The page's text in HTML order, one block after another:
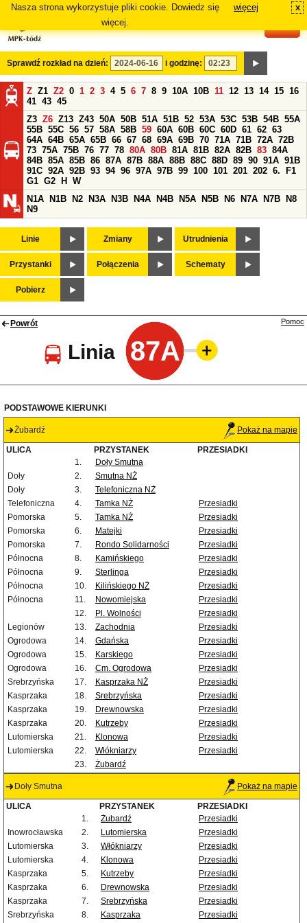
Nasza strona wykorzystuje pliki cookie. Dowiedz się
więcej.
więcej x
Sprawdź rozkład na dzień: i godzinę:
Z Z1 Z2 0 1 2 3 4 5 6 7 8 9 10A 10B 11 12 13 14 15 16
41 43 45
Z3 Z6 Z13 Z43 50A 50B 51A 51B 52 53A 53C 53B 54B 55A
55B 55C 56 57 58A 58B 59 60A 60B 60C 60D 61 62 63
64A 64B 65A 65B 66 67 68 69A 69B 70 71A 71B 72A 72B
73 75A 75B 76 77 78 80A 80B 81A 81B 82A 82B 83 84A
84B 85A 85B 86 87A 87B 88A 88B 88C 88D 89 90 91A 91B
91C 92A 92B 93 94 96 97A 97B 99 100 101 201 202 6.
F1
G1 G2 H
W
N1A
N1B N2 N3A N3B N4A N4B N5A N5B N6 N7A N7B
N8
N9
Linie Zmiany Utrudnienia
Przystanki Połączenia Schematy
Pobierz
Powrót
Linia 87A
Pomoc
PODSTAWOWE KIERUNKI
Żubardź Pokaż na mapie
ULICA PRZYSTANEK
PRZESIADKI
1.
Doły Smutna
Doły
2.
Smutna NŻ
Doły
3.
Telefoniczna NŻ
Telefoniczna
4. Tamka NŻ
Przesiadki
Pomorska
5. Tamka NŻ
Przesiadki
Pomorska
6. Matejki
Przesiadki
Pomorska
7. Rondo Solidarności
Przesiadki
Północna
8. Kamińskiego
Przesiadki
Północna
9. Sterlinga
Przesiadki
Północna
10. Kilińskiego NŻ
Przesiadki
Północna
11. Nowomiejska
Przesiadki
12.
Pl. Wolności
Przesiadki
Legionów
13. Zachodnia
Przesiadki
Ogrodowa
14. Gdańska
Przesiadki
Ogrodowa
15. Karskiego
Przesiadki
Ogrodowa
16. Cm. Ogrodowa
Przesiadki
Srebrzyńska
17. Kasprzaka NŻ
Przesiadki
Kasprzaka
18. Srebrzyńska
Przesiadki
Kasprzaka
19. Drewnowska
Przesiadki
Kasprzaka
20. Kutrzeby
Przesiadki
Lutomierska
21. Klonowa
Przesiadki
Lutomierska
22. Włókniarzy
Przesiadki
23.
Żubardź
Doły Smutna Pokaż na mapie
ULICA PRZYSTANEK
PRZESIADKI
1.
Żubardź
Przesiadki
Inowrocławska
2. Lutomierska
Przesiadki
Lutomierska
3. Włókniarzy
Przesiadki
Lutomierska
4. Klonowa
Przesiadki
Kasprzaka
5. Kutrzeby
Przesiadki
Kasprzaka
6. Drewnowska
Przesiadki
Kasprzaka
7. Srebrzyńska
Przesiadki
Srebrzyńska
8. Kasprzaka Przesiadki